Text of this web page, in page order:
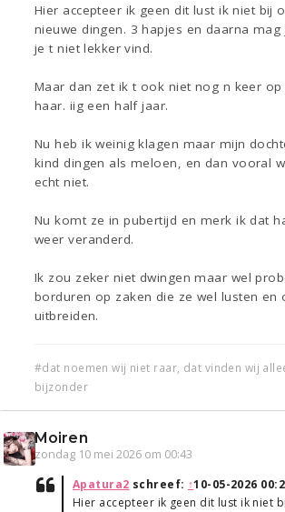
Hier accepteer ik geen dit lust ik niet bij
nieuwe dingen. 3 hapjes en daarna
je t niet lekker vind.
Maar dan zet ik t ook niet nog n keer
haar. iig een half jaar.
Nu heb ik weinig klagen maar mijn
kind dingen als meloen, en dan vooral
echt niet.
Nu komt ze in pubertijd en merk ik dat
weer veranderd.
Ik zou zeker niet dwingen maar wel
borduren op zaken die ze wel lusten en
uitbreiden.
#dat noemen wij niet raar, dat vinden wij
bijzonder
Moiren
zondag 10 mei 2026 om 00:43
Apatura2 schreef: ↑10-05-2026
Hier accepteer ik geen dit lust ik niet